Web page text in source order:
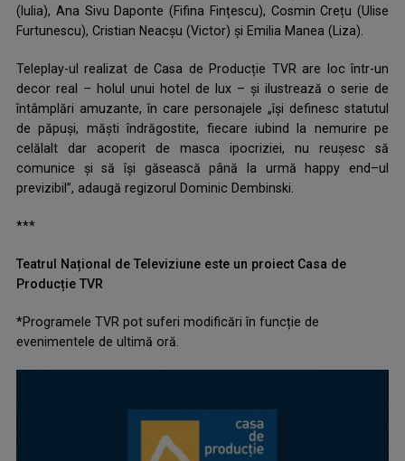
(Iulia), Ana Sivu Daponte (Fifina Fințescu), Cosmin Crețu (Ulise
Furtunescu), Cristian Neacșu (Victor) și Emilia Manea (Liza).
Teleplay-ul realizat de Casa de Producție TVR are loc într-un
decor real – holul unui hotel de lux – și ilustrează o serie de
întâmplări amuzante, în care personajele „își definesc statutul
de păpuși, măști îndrăgostite, fiecare iubind la nemurire pe
celălalt dar acoperit de masca ipocriziei, nu reușesc să
comunice și să își găsească până la urmă happy end–ul
previzibil”, adaugă regizorul Dominic Dembinski.
***
Teatrul Național de Televiziune este un proiect Casa de
Producție TVR
*Programele TVR pot suferi modificări în funcție de
evenimentele de ultimă oră.